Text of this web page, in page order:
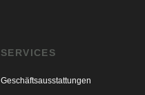
SERVICES
Geschäftsausstattungen